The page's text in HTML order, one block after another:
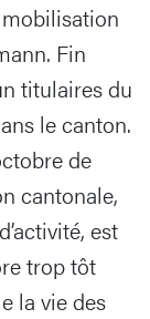
Fin
titulaires du
le canton.
de
cantonale,
est
trop tôt
la vie des